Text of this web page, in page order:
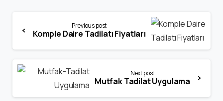
Continue
Reading
Previous post
Komple Daire Tadilatı Fiyatları
Next post
Mutfak Tadilat Uygulama